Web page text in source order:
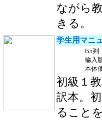
ながら
きる。
学生用マニ
B5判
輸入
本体
初級１
訳本。
ること